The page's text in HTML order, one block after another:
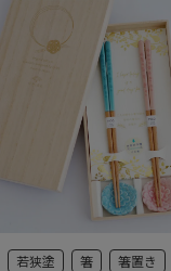
若狭塗 箸
箸置き